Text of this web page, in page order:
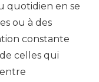
quotidien en se
ou à des
constante
celles qui